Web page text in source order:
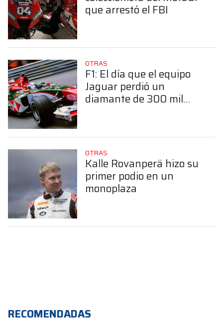
que arrestó el FBI
OTRAS
F1: El día que el equipo
Jaguar perdió un
diamante de 300 mil
OTRAS
Kalle Rovanperä hizo su
primer podio en un
monoplaza
RECOMENDADAS